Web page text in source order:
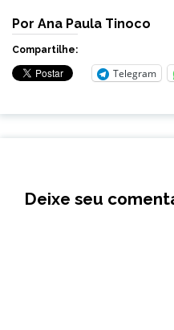
Por Ana Paula Tinoco
Compartilhe:
Telegram
Deixe seu